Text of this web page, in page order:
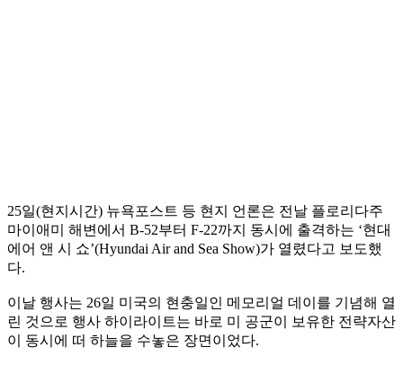
25일(현지시간) 뉴욕포스트 등 현지 언론은 전날 플로리다주
마이애미 해변에서 B-52부터 F-22까지 동시에 출격하는 ‘현대
에어 앤 시 쇼’(Hyundai Air and Sea Show)가 열렸다고 보도했
다.
이날 행사는 26일 미국의 현충일인 메모리얼 데이를 기념해 열
린 것으로 행사 하이라이트는 바로 미 공군이 보유한 전략자산
이 동시에 떠 하늘을 수놓은 장면이었다.